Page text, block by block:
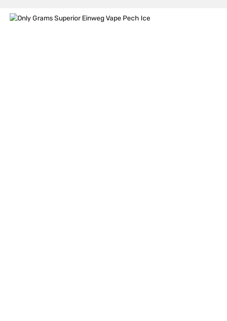
Bildergalerie überspringen